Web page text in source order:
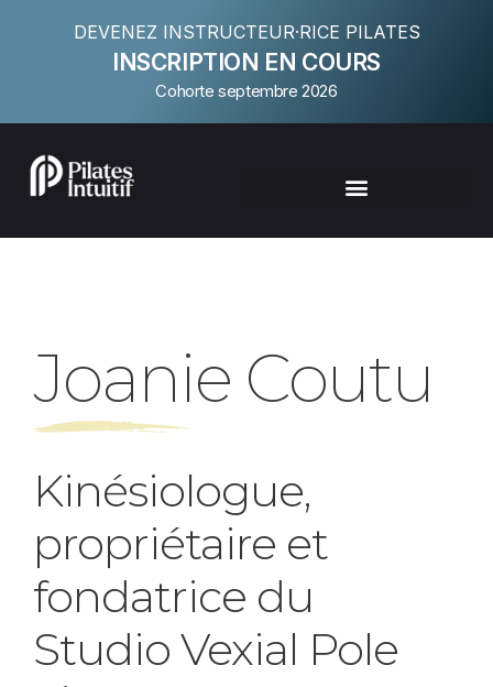
DEVENEZ INSTRUCTEUR·RICE PILATES
INSCRIPTION EN COURS
Cohorte septembre 2026
Joanie Coutu
Kinésiologue,
propriétaire et
fondatrice du
Studio Vexial Pole